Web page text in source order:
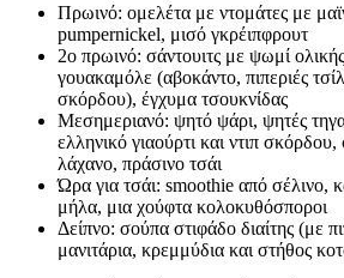
Πρωινό: ομελέτα με ντομάτες με
pumpernickel, μισό γκρέιπφρουτ
2ο πρωινό: σάντουιτς με ψωμί
γουακαμόλε (αβοκάντο, πιπεριές
σκόρδου), έγχυμα τσουκνίδας
Μεσημεριανό: ψητό ψάρι, ψητές
ελληνικό γιαούρτι και ντιπ
λάχανο, πράσινο τσάι
Ώρα για τσάι: smoothie από σέλινο,
μήλα, μια χούφτα κολοκυθόσποροι
Δείπνο: σούπα στιφάδο διαίτης (με
μανιτάρια, κρεμμύδια και στήθος